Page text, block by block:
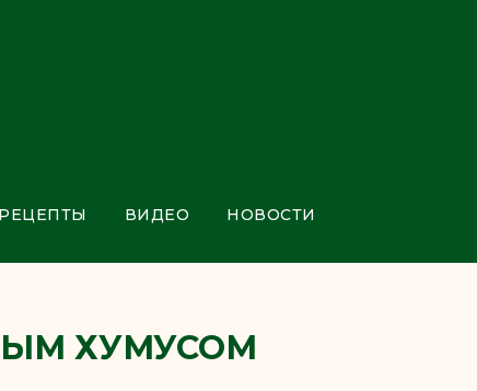
РЕЦЕПТЫ ВИДЕО
НОВОСТИ
ХУМУСОМ